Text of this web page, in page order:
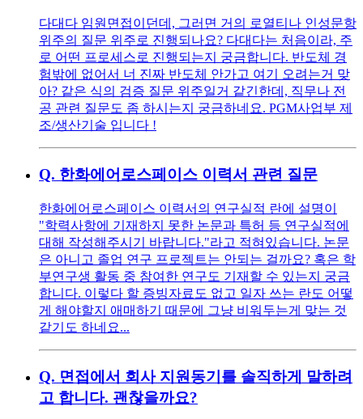
다대다 임원면접이던데, 그러면 거의 로열티나 인성문항
위주의 질문 위주로 진행되나요? 다대다는 처음이라, 주
로 어떤 프로세스로 진행되는지 궁금합니다. 반도체 경
험밖에 없어서 너 진짜 반도체 안가고 여기 오려는거 맞
아? 같은 식의 검증 질문 위주일거 같긴한데, 직무나 전
공 관련 질문도 좀 하시는지 궁금하네요. PGM사업부 제
조/생산기술 입니다 !
Q. 한화에어로스페이스 이력서 관련 질문
한화에어로스페이스 이력서의 연구실적 란에 설명이
"학력사항에 기재하지 못한 논문과 특허 등 연구실적에
대해 작성해주시기 바랍니다."라고 적혀있습니다. 논문
은 아니고 졸업 연구 프로젝트는 안되는 걸까요? 혹은 학
부연구생 활동 중 참여한 연구도 기재할 수 있는지 궁금
합니다. 이렇다 할 증빙자료도 없고 일자 쓰는 란도 어떻
게 해야할지 애매하기 때문에 그냥 비워두는게 맞는 것
같기도 하네요...
Q. 면접에서 회사 지원동기를 솔직하게 말하려
고 합니다. 괜찮을까요?